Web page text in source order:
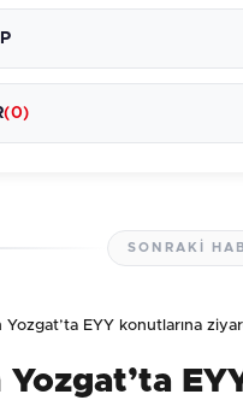
8 + 5 = ?
(0)
SONRAKI
Yozgat’ta EYY konutlarına
Yozgat’ta